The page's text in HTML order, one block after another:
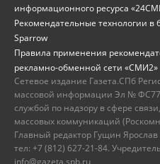
информационного ресурса
Рекомендательные технологии
Sparrow
Правила применения
рекламно-обменной сети «СМИ2»
Сетевое издание Газета.СПб
массовой информации Эл №
службой по надзору в сфере
массовых коммуникаций
Главный редактор Гущин
тел: +7 (812) 627-21-84.
info@gazeta.spb.ru